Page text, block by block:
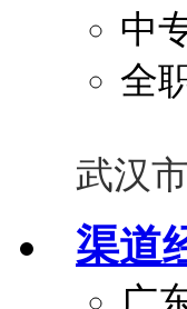
中
全
武汉
渠道